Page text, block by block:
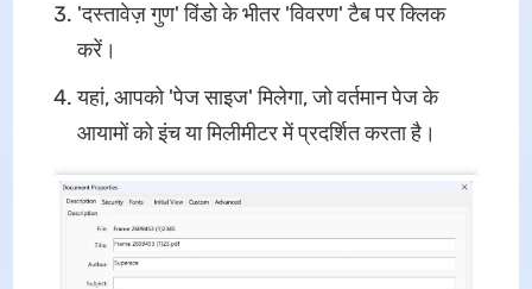
'दस्तावेज़ गुण' विंडो के भीतर 'विवरण' टैब पर क्लिक
करें।
यहां, आपको 'पेज साइज' मिलेगा, जो वर्तमान पेज के
आयामों को इंच या मिलीमीटर में प्रदर्शित करता है।